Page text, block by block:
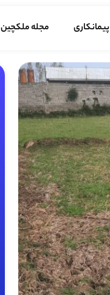
پیمانکاری مجله ملکچین